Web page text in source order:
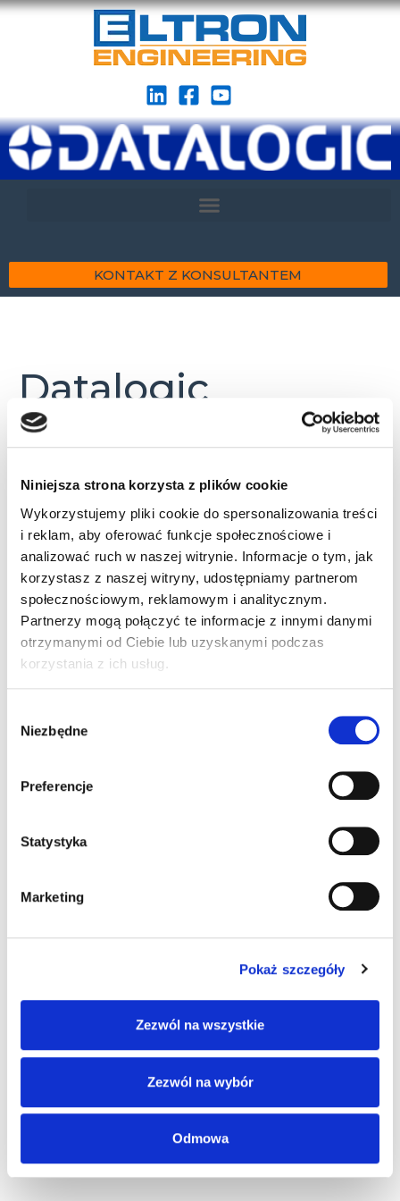
Niniejsza strona korzysta z plików cookie
Wykorzystujemy pliki cookie do spersonalizowania treści
i reklam, aby oferować funkcje społecznościowe i
analizować ruch w naszej witrynie. Informacje o tym, jak
korzystasz z naszej witryny, udostępniamy partnerom
społecznościowym, reklamowym i analitycznym.
Partnerzy mogą połączyć te informacje z innymi danymi
otrzymanymi od Ciebie lub uzyskanymi podczas
korzystania z ich usług.
zgody
Niezbędne
Preferencje
Statystyka
Marketing
Pokaż szczegóły
Zezwól na wszystkie
Zezwól na wybór
Odmowa
KONTAKT Z KONSULTANTEM
Datalogic
przewód
komunikacyjny,
dł. 6,5 stóp, USB –
Typ A, (CAB-563)
Przewód komunikacyjny, dł. 6,5 stóp, USB –
Typ A, zasilanie zewnętrzne, IP67 CAB-563,
IP67
SKUCAB-563
Akcesoria,Skanery ręczne